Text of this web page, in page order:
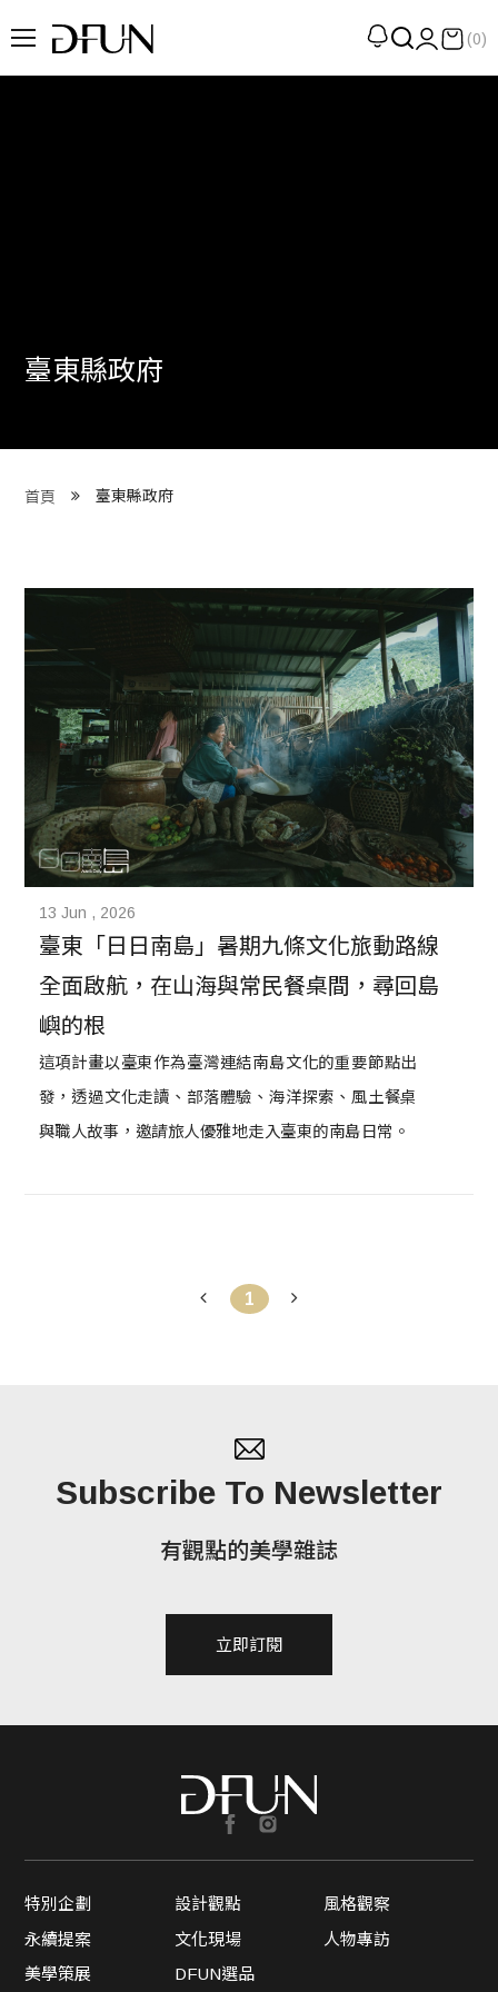
展
們 About DFUN
團 Square Rich
們 Contact Us
(0)
臺東縣政府
首頁 臺東縣政府
13 Jun , 2026
臺東「日日南島」暑期九條文化旅動路線
全面啟航，在山海與常民餐桌間，尋回島
嶼的根
這項計畫以臺東作為臺灣連結南島文化的重要節點出
發，透過文化走讀、部落體驗、海洋探索、風土餐桌
與職人故事，邀請旅人優雅地走入臺東的南島日常。
1
Subscribe To Newsletter
有觀點的美學雜誌
立即訂閱
特別企劃 設計觀點
風格觀察
永續提案
文化現場
人物專訪
美學策展
DFUN選品